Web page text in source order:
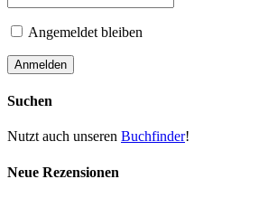
Angemeldet bleiben
Suchen
Nutzt auch unseren Buchfinder!
Neue Rezensionen